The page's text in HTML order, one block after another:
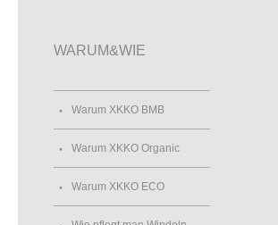
WARUM&WIE
Warum XKKO BMB
Warum XKKO Organic
Warum XKKO ECO